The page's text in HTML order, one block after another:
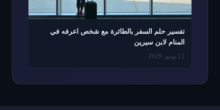
تفسير حلم السفر بالطائرة مع شخص اعرفه في
المنام لابن سيرين
11 يونيو، 2025